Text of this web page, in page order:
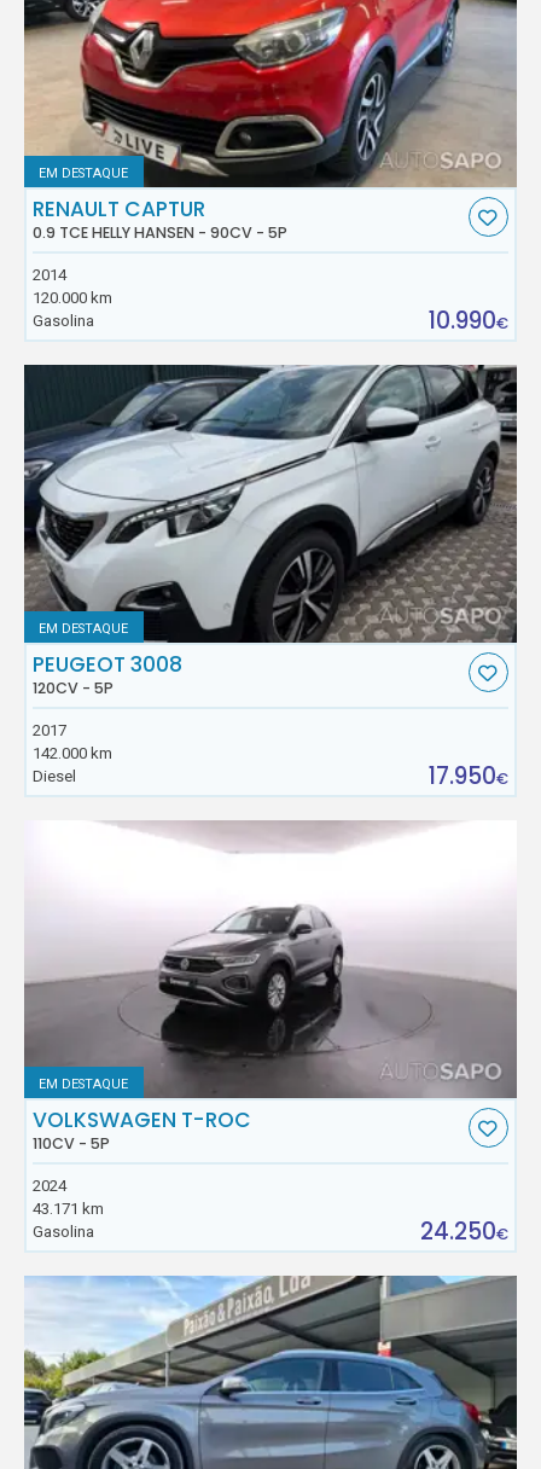
EM DESTAQUE
RENAULT CAPTUR
0.9 TCE HELLY HANSEN - 90CV - 5P
2014
120.000 km
Gasolina
10.990€
EM DESTAQUE
PEUGEOT 3008
120CV - 5P
2017
142.000 km
Diesel
17.950€
EM DESTAQUE
VOLKSWAGEN T-ROC
110CV - 5P
2024
43.171 km
Gasolina
24.250€